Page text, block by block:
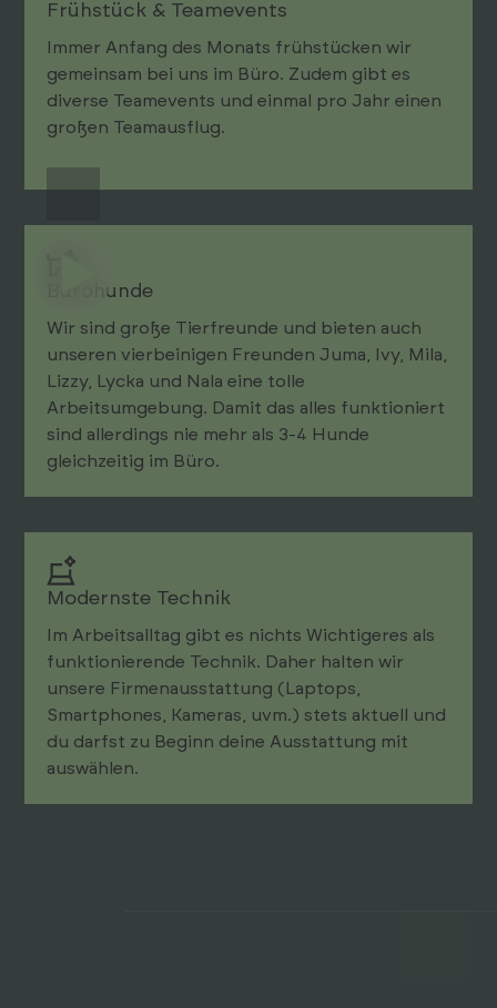
Frühstück & Teamevents
Immer Anfang des Monats früh­stücken wir
gemeinsam bei uns im Büro. Zudem gibt es
diverse Teamevents und einmal pro Jahr einen
großen Teamausflug.
Bürohunde
Wir sind große Tierfreunde und bieten auch
unseren vierbeinigen Freunden Juma, Ivy, Mila,
Lizzy, Lycka und Nala eine tolle
Arbeitsumgebung. Damit das alles funktioniert
sind allerdings nie mehr als 3-4 Hunde
gleichzeitig im Büro.
Modernste Technik
Im Arbeitsalltag gibt es nichts Wichtigeres als
funktionierende Technik. Daher halten wir
unsere Firmenausstattung (Laptops,
Smartphones, Kameras, uvm.) stets aktuell und
du darfst zu Beginn deine Ausstattung mit
auswählen.